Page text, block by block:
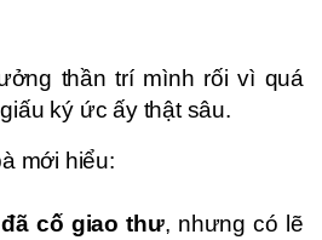
thần trí mình rối vì quá
ký ức ấy thật sâu.
mới hiểu:
đã cố giao thư, nhưng có lẽ